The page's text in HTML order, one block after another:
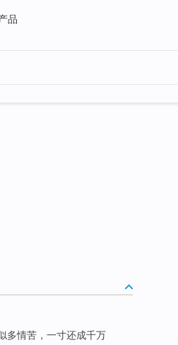
品
多情苦，一寸还成千万